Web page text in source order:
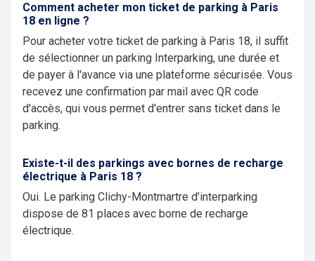
Comment acheter mon ticket de parking à Paris
18 en ligne ?
Pour acheter votre ticket de parking à Paris 18, il suffit
de sélectionner un parking Interparking, une durée et
de payer à l'avance via une plateforme sécurisée. Vous
recevez une confirmation par mail avec QR code
d'accès, qui vous permet d'entrer sans ticket dans le
parking.
Existe-t-il des parkings avec bornes de recharge
électrique à Paris 18 ?
Oui. Le parking Clichy-Montmartre d’interparking
dispose de 81 places avec borne de recharge
électrique.